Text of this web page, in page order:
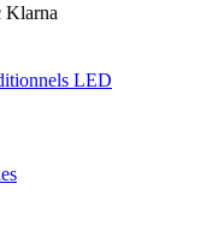
Klarna
LED